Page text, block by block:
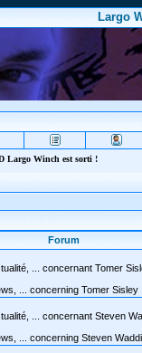
Largo
Largo Winch est sorti !
Forum
... concernant Tomer
... concerning Tomer Sisley
... concernant Steven
... concerning Steven